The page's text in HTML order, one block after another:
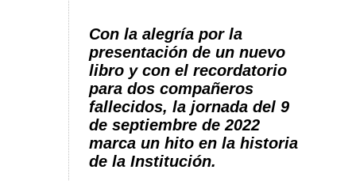
Con la alegría por la
presentación de un nuevo
libro y con el recordatorio
para dos compañeros
fallecidos, la jornada del 9
de septiembre de 2022
marca un hito en la historia
de la Institución.